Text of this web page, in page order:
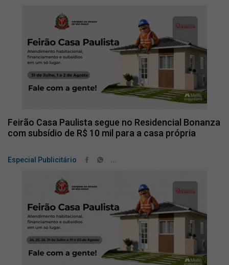
Feirão Casa Paulista segue no Residencial Bonanza
com subsídio de R$ 10 mil para a casa própria
Especial Publicitário ...